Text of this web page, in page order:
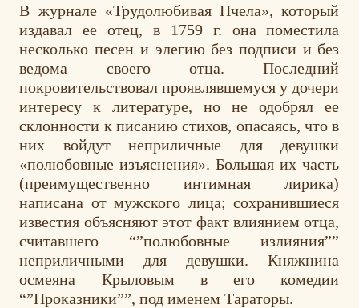
В журнале «Трудолюбивая Пчела», который
издавал ее отец, в 1759 г. она поместила
несколько песен и элегию без подписи и без
ведома своего отца. Последний
покровительствовал проявлявшемуся у дочери
интересу к литературе, но не одобрял ее
склонности к писанию стихов, опасаясь, что в
них войдут неприличные для девушки
«полюбовные изъяснения». Большая их часть
(преимущественно интимная лирика)
написана от мужского лица; сохранившиеся
известия объясняют этот факт влиянием отца,
считавшего “”полюбовные излияния””
неприличными для девушки. Княжнина
осмеяна Крыловым в его комедии
“”Проказники””, под именем Тараторы.